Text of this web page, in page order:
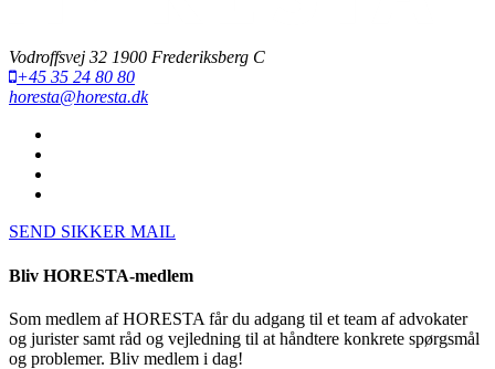
Vodroffsvej 32 1900 Frederiksberg C
+45 35 24 80 80
horesta@horesta.dk
SEND SIKKER MAIL
Bliv HORESTA-medlem
Som medlem af HORESTA får du adgang til et team af advokater
og jurister samt råd og vejledning til at håndtere konkrete spørgsmål
og problemer. Bliv medlem i dag!